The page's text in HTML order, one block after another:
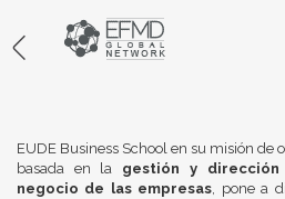
EUDE Business School en su misión
basada en la gestión y dirección
negocio de las empresas, pone a